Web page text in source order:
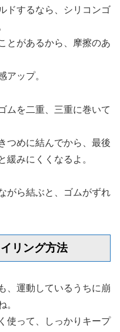
ドするなら、シリコンゴ
とがあるから、摩擦のあ
アップ。
ムを二重、三重に巻いて
つめに結んでから、最後
緩みにくくなるよ。
がら結ぶと、ゴムがずれ
リング方法
、運動しているうちに崩
。
使って、しっかりキープ